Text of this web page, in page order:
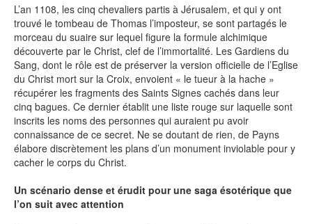
EDITEURS & COLLECTIONS
LES PARUTIONS/SORTIES
NEWSLETTER
S'ABONNER
En indiquant votre adresse mail ci-dessus, vous consentez à recevoir des mails de la
part d'Actusf. Vous pouvez vous désinscrire à tout moment à travers les liens de
désinscription.
LA RÉDACTION
L’an 1108, les cinq chevaliers partis à Jérusalem, et qui y ont
trouvé le tombeau de Thomas l’imposteur, se sont partagés le
morceau du suaire sur lequel figure la formule alchimique
découverte par le Christ, clef de l’immortalité. Les Gardiens du
Sang, dont le rôle est de préserver la version officielle de l’Eglise
du Christ mort sur la Croix, envoient « le tueur à la hache »
récupérer les fragments des Saints Signes cachés dans leur
cinq bagues. Ce dernier établit une liste rouge sur laquelle sont
inscrits les noms des personnes qui auraient pu avoir
connaissance de ce secret. Ne se doutant de rien, de Payns
élabore discrètement les plans d’un monument inviolable pour y
cacher le corps du Christ.
Un scénario dense et érudit pour une saga ésotérique que
l’on suit avec attention